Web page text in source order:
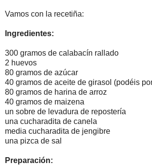
Vamos con la recetiña:
Ingredientes:
300 gramos de calabacín rallado
2 huevos
80 gramos de azúcar
40 gramos de aceite de girasol (podéis
80 gramos de harina de arroz
40 gramos de maizena
un sobre de levadura de repostería
una cucharadita de canela
media cucharadita de jengibre
una pizca de sal
Preparación: